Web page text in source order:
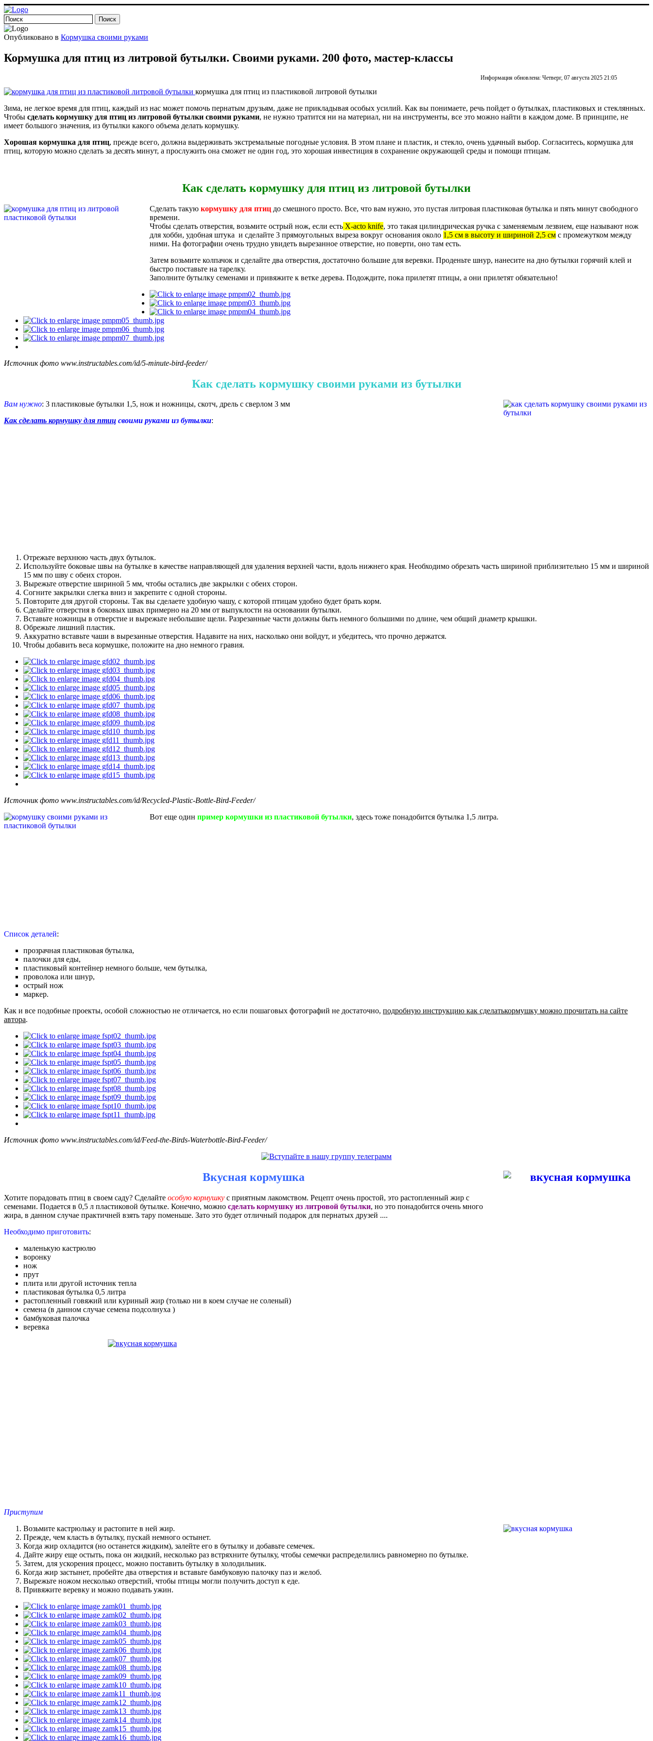
Опубликовано в Кормушка своими руками
Кормушка для птиц из литровой бутылки. Своими руками. 200 фото, мастер-классы
Информация обновлена: Четверг, 07 августа 2025 21:05
кормушка для птиц из пластиковой литровой бутылки
Зима, не легкое время для птиц, каждый из нас может помочь пернатым друзьям, даже не прикладывая особых усилий. Как вы понимаете, речь пойдет о бутылках, пластиковых и стеклянных.
Чтобы сделать кормушку для птиц из литровой бутылки своими руками, не нужно тратится ни на материал, ни на инструменты, все это можно найти в каждом доме. В принципе, не
имеет большого значения, из бутылки какого объема делать кормушку.
Хорошая кормушка для птиц, прежде всего, должна выдерживать экстремальные погодные условия. В этом плане и пластик, и стекло, очень удачный выбор. Согласитесь, кормушка для
птиц, которую можно сделать за десять минут, а прослужить она сможет не один год, это хорошая инвестиция в сохранение окружающей среды и помощи птицам.
Как сделать кормушку для птиц из литровой бутылки
Сделать такую кормушку для птиц до смешного просто. Все, что вам нужно, это пустая литровая пластиковая бутылка и пять минут свободного
времени.
Чтобы сделать отверстия, возьмите острый нож, если есть X-acto knife, это такая цилиндрическая ручка с заменяемым лезвием, еще называют нож
для хобби, удобная штука и сделайте 3 прямоугольных выреза вокруг основания около 1,5 см в высоту и шириной 2,5 см с промежутком между
ними. На фотографии очень трудно увидеть вырезанное отверстие, но поверти, оно там есть.
Затем возьмите колпачок и сделайте два отверстия, достаточно большие для веревки. Проденьте шнур, нанесите на дно бутылки горячий клей и
быстро поставьте на тарелку.
Заполните бутылку семенами и привяжите к ветке дерева. Подождите, пока прилетят птицы, а они прилетят обязательно!
Источник фото www.instructables.com/id/5-minute-bird-feeder/
Как сделать кормушку своими руками из бутылки
Вам нужно: 3 пластиковые бутылки 1,5, нож и ножницы, скотч, дрель с сверлом 3 мм
Как сделать кормушку для птиц своими руками из бутылки:
Отрежьте верхнюю часть двух бутылок.
Используйте боковые швы на бутылке в качестве направляющей для удаления верхней части, вдоль нижнего края. Необходимо обрезать часть шириной приблизительно 15 мм и шириной
15 мм по шву с обеих сторон.
Вырежьте отверстие шириной 5 мм, чтобы остались две закрылки с обеих сторон.
Согните закрылки слегка вниз и закрепите с одной стороны.
Повторите для другой стороны. Так вы сделаете удобную чашу, с которой птицам удобно будет брать корм.
Сделайте отверстия в боковых швах примерно на 20 мм от выпуклости на основании бутылки.
Вставьте ножницы в отверстие и вырежьте небольшие щели. Разрезанные части должны быть немного большими по длине, чем общий диаметр крышки.
Обрежьте лишний пластик.
Аккуратно вставьте чаши в вырезанные отверстия. Надавите на них, насколько они войдут, и убедитесь, что прочно держатся.
Чтобы добавить веса кормушке, положите на дно немного гравия.
Источник фото www.instructables.com/id/Recycled-Plastic-Bottle-Bird-Feeder/
Вот еще один пример кормушки из пластиковой бутылки, здесь тоже понадобится бутылка 1,5 литра.
Список деталей:
прозрачная пластиковая бутылка,
палочки для еды,
пластиковый контейнер немного больше, чем бутылка,
проволока или шнур,
острый нож
маркер.
Как и все подобные проекты, особой сложностью не отличается, но если пошаговых фотографий не достаточно, подробную инструкцию как сделатькормушку можно прочитать на сайте
автора.
Источник фото www.instructables.com/id/Feed-the-Birds-Waterbottle-Bird-Feeder/
Вкусная кормушка
Хотите порадовать птиц в своем саду? Сделайте особую кормушку с приятным лакомством. Рецепт очень простой, это растопленный жир с
семенами. Подается в 0,5 л пластиковой бутылке. Конечно, можно сделать кормушку из литровой бутылки, но это понадобится очень много
жира, в данном случае практичней взять тару поменьше. Зато это будет отличный подарок для пернатых друзей ....
Необходимо приготовить:
маленькую кастрюлю
воронку
нож
прут
плита или другой источник тепла
пластиковая бутылка 0,5 литра
растопленный говяжий или куриный жир (только ни в коем случае не соленый)
семена (в данном случае семена подсолнуха )
бамбуковая палочка
веревка
Приступим
Возьмите кастрюльку и растопите в ней жир.
Прежде, чем класть в бутылку, пускай немного остынет.
Когда жир охладится (но останется жидким), залейте его в бутылку и добавьте семечек.
Дайте жиру еще остыть, пока он жидкий, несколько раз встряхните бутылку, чтобы семечки распределились равномерно по бутылке.
Затем, для ускорения процесс, можно поставить бутылку в холодильник.
Когда жир застынет, пробейте два отверстия и вставьте бамбуковую палочку паз и желоб.
Вырежьте ножом несколько отверстий, чтобы птицы могли получить доступ к еде.
Привяжите веревку и можно подавать ужин.